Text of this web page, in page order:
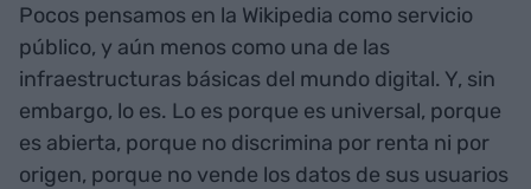
Pocos pensamos en la Wikipedia como servicio
público, y aún menos como una de las
infraestructuras básicas del mundo digital. Y, sin
embargo, lo es. Lo es porque es universal, porque
es abierta, porque no discrimina por renta ni por
origen, porque no vende los datos de sus usuarios